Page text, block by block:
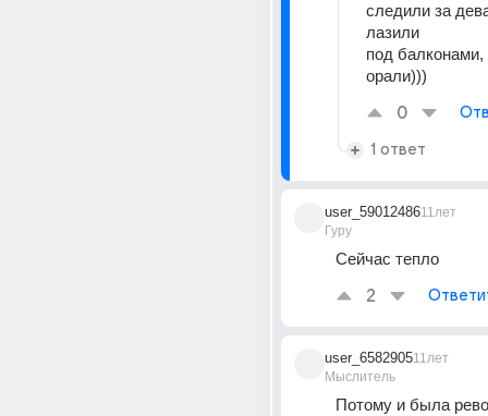
следили за
лазили
под
орали)))
0
1 ответ
user_59012486
Гуру
11лет
Сейчас тепло
2
user_6582905
Мыслитель
11лет
Потому и была